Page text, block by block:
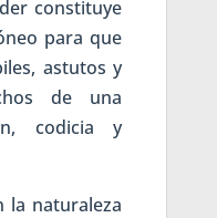
constituye
para que
astutos y
de una
codicia y
la naturaleza